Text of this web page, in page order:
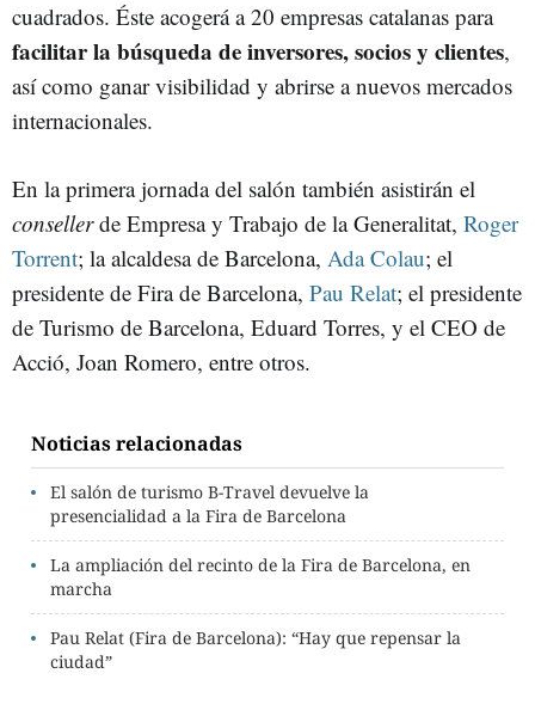
cuadrados. Éste acogerá a 20 empresas catalanas para
facilitar la búsqueda de inversores, socios y clientes,
así como ganar visibilidad y abrirse a nuevos mercados
internacionales.
En la primera jornada del salón también asistirán el
consellerde Empresa y Trabajo de la Generalitat, Roger
Torrent; la alcaldesa de Barcelona, Ada Colau; el
presidente de Fira de Barcelona, Pau Relat; el presidente
de Turismo de Barcelona, Eduard Torres, y el CEO de
Acció, Joan Romero, entre otros.
Noticias relacionadas
El salón de turismo B-Travel devuelve la
presencialidad a la Fira de Barcelona
La ampliación del recinto de la Fira de Barcelona, en
marcha
Pau Relat (Fira de Barcelona): “Hay que repensar la
ciudad”